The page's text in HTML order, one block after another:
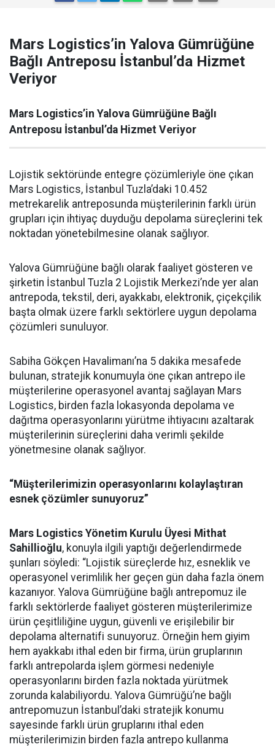
Mars Logistics’in Yalova Gümrüğüne
Bağlı Antreposu İstanbul’da Hizmet
Veriyor
Mars Logistics’in Yalova Gümrüğüne Bağlı
Antreposu İstanbul’da Hizmet Veriyor
Lojistik sektöründe entegre çözümleriyle öne çıkan
Mars Logistics, İstanbul Tuzla’daki 10.452
metrekarelik antreposunda müşterilerinin farklı ürün
grupları için ihtiyaç duyduğu depolama süreçlerini tek
noktadan yönetebilmesine olanak sağlıyor.
Yalova Gümrüğüne bağlı olarak faaliyet gösteren ve
şirketin İstanbul Tuzla 2 Lojistik Merkezi’nde yer alan
antrepoda, tekstil, deri, ayakkabı, elektronik, çiçekçilik
başta olmak üzere farklı sektörlere uygun depolama
çözümleri sunuluyor.
Sabiha Gökçen Havalimanı’na 5 dakika mesafede
bulunan, stratejik konumuyla öne çıkan antrepo ile
müşterilerine operasyonel avantaj sağlayan Mars
Logistics, birden fazla lokasyonda depolama ve
dağıtma operasyonlarını yürütme ihtiyacını azaltarak
müşterilerinin süreçlerini daha verimli şekilde
yönetmesine olanak sağlıyor.
“Müşterilerimizin operasyonlarını kolaylaştıran
esnek çözümler sunuyoruz”
Mars Logistics Yönetim Kurulu Üyesi Mithat
Sahillioğlu, konuyla ilgili yaptığı değerlendirmede
şunları söyledi: “Lojistik süreçlerde hız, esneklik ve
operasyonel verimlilik her geçen gün daha fazla önem
kazanıyor. Yalova Gümrüğüne bağlı antrepomuz ile
farklı sektörlerde faaliyet gösteren müşterilerimize
ürün çeşitliliğine uygun, güvenli ve erişilebilir bir
depolama alternatifi sunuyoruz. Örneğin hem giyim
hem ayakkabı ithal eden bir firma, ürün gruplarının
farklı antrepolarda işlem görmesi nedeniyle
operasyonlarını birden fazla noktada yürütmek
zorunda kalabiliyordu. Yalova Gümrüğü’ne bağlı
antrepomuzun İstanbul’daki stratejik konumu
sayesinde farklı ürün gruplarını ithal eden
müşterilerimizin birden fazla antrepo kullanma